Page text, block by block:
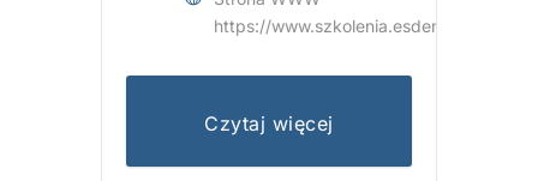
https://www.szkolenia.esdent.pl/
Czytaj więcej